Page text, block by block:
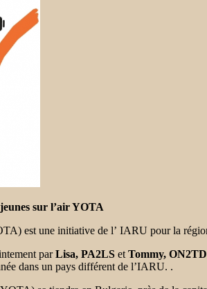
sur l’air YOTA
est une initiative de l’ IARU pour la
parLisa, PA2LS et Tommy, ON2TD
dans un pays différent de l’IARU. .